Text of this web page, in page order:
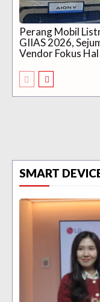
Perang Mobil
GIIAS 2026,
Vendor Fokus
SMART